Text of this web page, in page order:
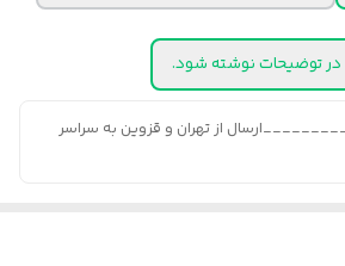
توضیحات نوشته شود.
ضمانت_________ارسال از تهران و قزوین به سراسر